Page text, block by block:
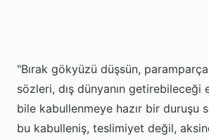
"Bırak gökyüzü düşsün,
sözleri, dış dünyanın getirebileceği
bile kabullenmeye hazır bir duruşu
bu kabulleniş, teslimiyet değil,